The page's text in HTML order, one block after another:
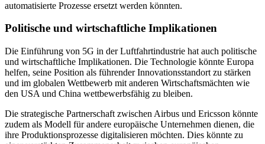
automatisierte Prozesse ersetzt werden könnten.
Politische und wirtschaftliche Implikationen
Die Einführung von 5G in der Luftfahrtindustrie hat auch politische
und wirtschaftliche Implikationen. Die Technologie könnte Europa
helfen, seine Position als führender Innovationsstandort zu stärken
und im globalen Wettbewerb mit anderen Wirtschaftsmächten wie
den USA und China wettbewerbsfähig zu bleiben.
Die strategische Partnerschaft zwischen Airbus und Ericsson könnte
zudem als Modell für andere europäische Unternehmen dienen, die
ihre Produktionsprozesse digitalisieren möchten. Dies könnte zu